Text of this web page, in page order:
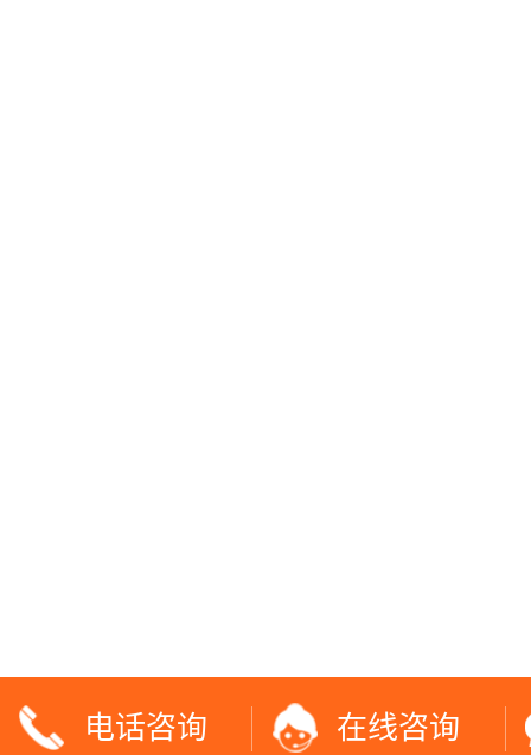
电话咨询 在线咨询